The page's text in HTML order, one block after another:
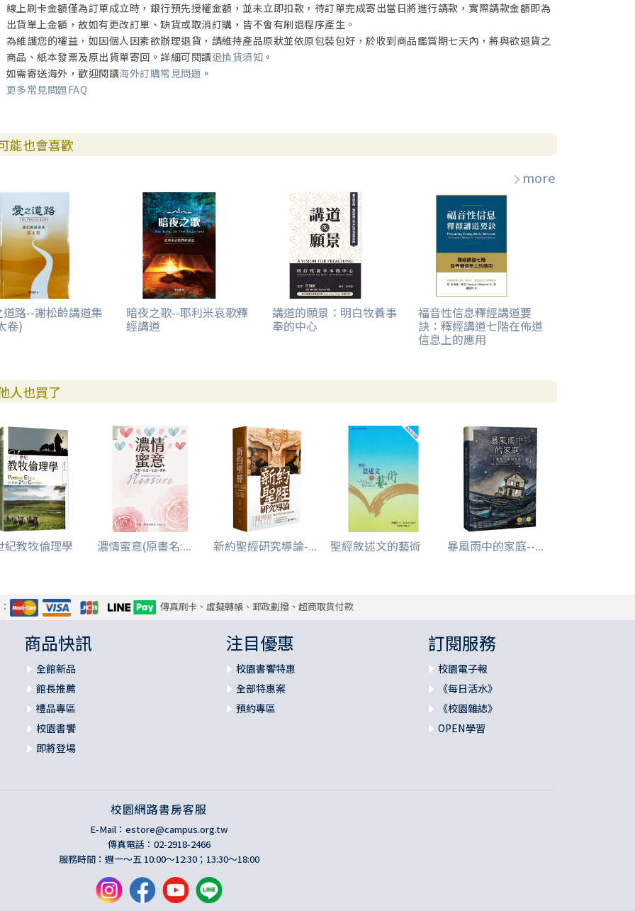
線上刷卡金額僅為訂單成立時，銀行預先授權金額，並未立即扣款，待訂單完成寄出當日將進行請款，實際請款金額即為
出貨單上金額，故如有更改訂單、缺貨或取消訂購，皆不會有刷退程序產生。
為維護您的權益，如因個人因素欲辦理退貨，請維持產品原狀並依原包裝包好，於收到商品鑑賞期七天內，將與欲退貨之
商品、紙本發票及原出貨單寄回。詳細可閱讀退換貨須知 。
如需寄送海外，歡迎閱讀海外訂購常見問題 。
更多常見問題FAQ
能也會喜歡
more
道路--謝松齡講道集
卷)
暗夜之歌--耶利米哀歌釋
經講道
講道的願景：明白牧養事
奉的中心
福音性信息釋經講道要
訣：釋經講道七階在佈道
信息上的應用
人也買了
紀教牧倫理學 濃情蜜意(原書名:... 新約聖經研究導論-... 聖經敘述文的藝術 暴風雨中的家庭--...
傳真刷卡、虛擬轉帳、郵政劃撥、超商取貨付款
商品快訊
全館新品
館長推薦
禮品專區
校園書饗
即將登場
注目優惠
校園書饗特惠
全部特惠案
預約專區
訂閱服務
校園電子報
《每日活水》
《校園雜誌》
OPEN學習
校園網路書房客服
E-Mail： estore@campus.org.tw
傳真電話：02-2918-2466
服務時間：週一～五 10:00～12:30；13:30～18:00